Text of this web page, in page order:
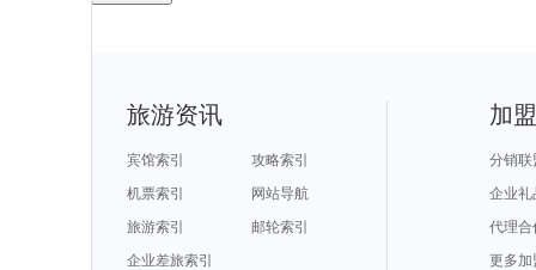
旅游资讯
宾馆索引
攻略索引
机票索引
网站导航
旅游索引
邮轮索引
企业差旅索引
加
分销联
企业礼
代理合
更多加